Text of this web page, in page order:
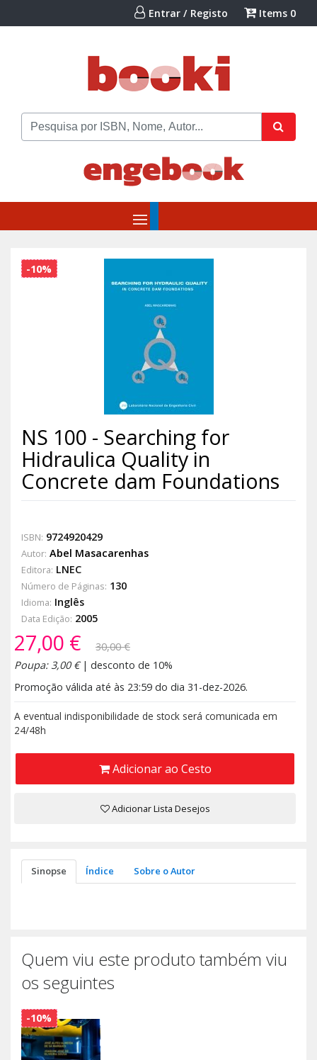
Entrar / Registo Items 0
-10%
NS 100 - Searching for
Hidraulica Quality in
Concrete dam Foundations
ISBN: 9724920429
Autor: Abel Masacarenhas
Editora: LNEC
Número de Páginas: 130
Idioma: Inglês
Data Edição: 2005
27,00 €
30,00 €
Poupa: 3,00 €| desconto de 10%
Promoção válida até às 23:59 do dia 31-dez-2026.
A eventual indisponibilidade de stock será comunicada em
24/48h
Adicionar ao Cesto
Adicionar Lista Desejos
Sinopse Índice Sobre o Autor
Quem viu este produto também viu
os seguintes
-10%